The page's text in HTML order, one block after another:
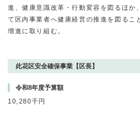
進、健康意識改革・行動変容を図るほか
て区内事業者へ健康経営の推進を図るこ
増進に取り組む。
此花区安全確保事業【区長】
令和8年度予算額
10,280千円